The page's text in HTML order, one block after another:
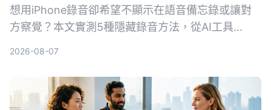
想用iPhone錄音卻希望不顯示在語音備忘錄或讓對
方察覺？本文實測5種隱藏錄音方法，從AI工具
2026-08-07